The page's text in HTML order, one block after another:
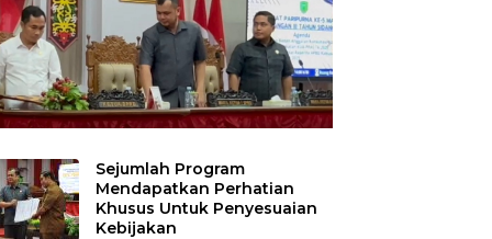
Sejumlah Program
Mendapatkan Perhatian
Khusus Untuk Penyesuaian
Kebijakan